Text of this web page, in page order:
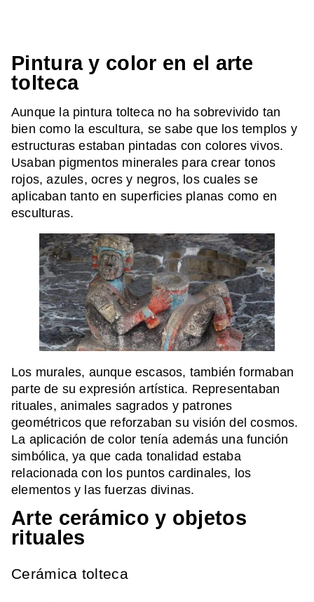
Pintura y color en el arte
tolteca
Aunque la pintura tolteca no ha sobrevivido tan
bien como la escultura, se sabe que los templos y
estructuras estaban pintadas con colores vivos.
Usaban pigmentos minerales para crear tonos
rojos, azules, ocres y negros, los cuales se
aplicaban tanto en superficies planas como en
esculturas.
Los murales, aunque escasos, también formaban
parte de su expresión artística. Representaban
rituales, animales sagrados y patrones
geométricos que reforzaban su visión del cosmos.
La aplicación de color tenía además una función
simbólica, ya que cada tonalidad estaba
relacionada con los puntos cardinales, los
elementos y las fuerzas divinas.
Arte cerámico y objetos
rituales
Cerámica tolteca